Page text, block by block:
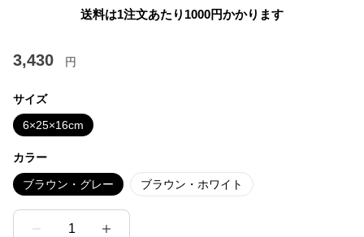
送料は1注文あたり 1000円かかります
3,430 円
サイズ
6×25×16cm
カラー
ブラウン・グレー ブラウン・ホワイト
1